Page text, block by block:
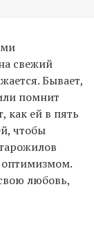
свежий
Бывает,
помнит
как ей в пять
чтобы
оптимизмом.
любовь,